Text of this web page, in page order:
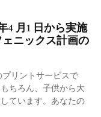
4 月1 日から実施
ニックス計画の
リントサービスで
ちろん、子供から大
ています。あなたの